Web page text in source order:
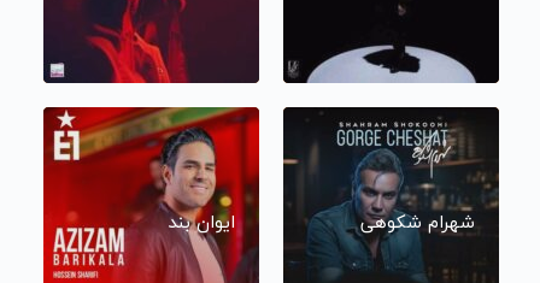
شهرام شکوهی ایوان بند